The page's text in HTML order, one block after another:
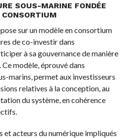
SOUS-MARINE FONDÉE
sur un modèle en consortium
de co-investir dans
à sa gouvernance de manière
modèle, éprouvé dans
marins, permet aux investisseurs
relatives à la conception, au
du système, en cohérence
et acteurs du numérique impliqués